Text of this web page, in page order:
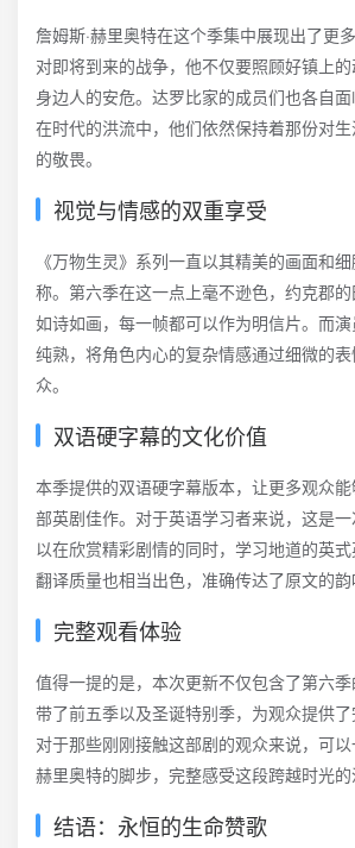
詹姆斯·赫里奥特在这个季集中展现出了更
对即将到来的战争，他不仅要照顾好镇上
身边人的安危。达罗比家的成员们也各自面
在时代的洪流中，他们依然保持着那份对
的敬畏。
视觉与情感的双重享受
《万物生灵》系列一直以其精美的画面和
称。第六季在这一点上毫不逊色，约克郡
如诗如画，每一帧都可以作为明信片。而
纯熟，将角色内心的复杂情感通过细微的
众。
双语硬字幕的文化价值
本季提供的双语硬字幕版本，让更多观众
部英剧佳作。对于英语学习者来说，这是
以在欣赏精彩剧情的同时，学习地道的英
翻译质量也相当出色，准确传达了原文的韵
完整观看体验
值得一提的是，本次更新不仅包含了第六
带了前五季以及圣诞特别季，为观众提供了
对于那些刚刚接触这部剧的观众来说，可以
赫里奥特的脚步，完整感受这段跨越时光的
结语：永恒的生命赞歌